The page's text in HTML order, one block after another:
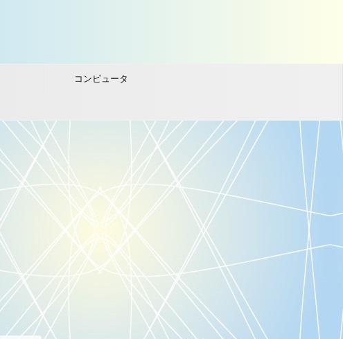
コンピュータ